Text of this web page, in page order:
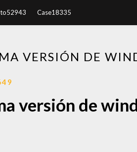
Case18335
VERSIÓN DE
versión de